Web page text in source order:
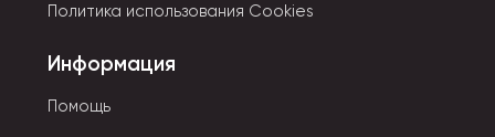
Политика использования Cookies
Информация
Помощь